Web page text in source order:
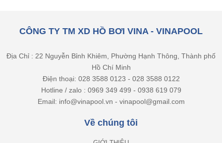
CÔNG TY TM XD HỒ BƠI VINA - VINAPOOL
Địa Chỉ : 22 Nguyễn Bỉnh Khiêm, Phường Hạnh Thông, Thành phố
Hồ Chí Minh
Điện thoại: 028 3588 0123 - 028 3588 0122
Hotline / zalo : 0969 349 499 - 0938 619 079
Email: info@vinapool.vn - vinapool@gmail.com
Về chúng tôi